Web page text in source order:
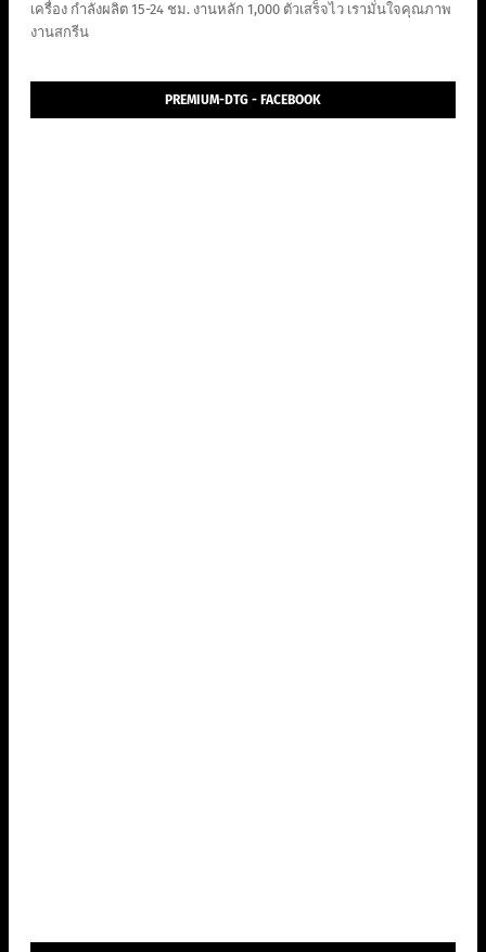
เครื่อง กำลังผลิต 15-24 ชม. งานหลัก 1,000 ตัวเสร็จไว เรามั่นใจคุณภาพ
งานสกรีน
PREMIUM-DTG - FACEBOOK